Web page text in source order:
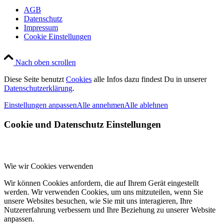
AGB
Datenschutz
Impressum
Cookie Einstellungen
Nach oben scrollen
Diese Seite benutzt Cookies alle Infos dazu findest Du in unserer
Datenschutzerklärung.
Einstellungen anpassenAlle annehmenAlle ablehnen
Cookie und Datenschutz Einstellungen
Wie wir Cookies verwenden
Wir können Cookies anfordern, die auf Ihrem Gerät eingestellt
werden. Wir verwenden Cookies, um uns mitzuteilen, wenn Sie
unsere Websites besuchen, wie Sie mit uns interagieren, Ihre
Nutzererfahrung verbessern und Ihre Beziehung zu unserer Website
anpassen.